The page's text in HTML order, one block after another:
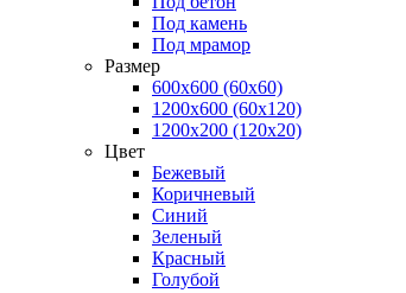
Под камень
Под мрамор
Размер
600х600 (60х60)
1200х600 (60х120)
1200х200 (120x20)
Цвет
Бежевый
Коричневый
Синий
Зеленый
Красный
Голубой